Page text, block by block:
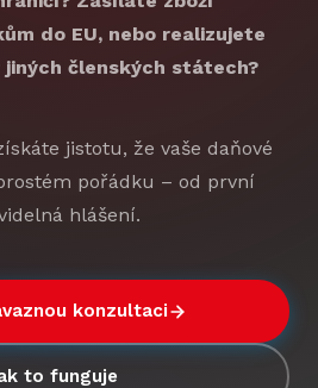
do EU, nebo realizujete
členských státech?
jistotu, že vaše daňové
pořádku – od první
hlášení.
konzultaci
to funguje